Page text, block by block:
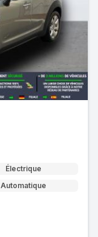
Électrique
Automatique